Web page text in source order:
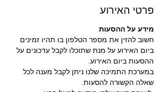
פרטי האירוע
מידע על ההסעות
חשוב להזין את מספר הטלפון בו תהיו זמינים
ביום האירוע על מנת שתוכלו לקבל עדכונים על
ההסעות ביום האירוע.
במערכת התמיכה שלנו ניתן לקבל מענה לכל
שאלה הקשורה להסעות.